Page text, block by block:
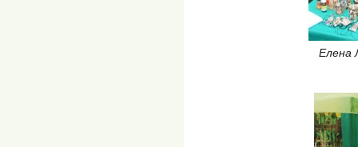
Елена